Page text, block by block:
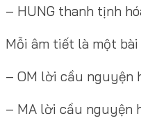
– HUNG thanh tịnh
Mỗi âm tiết là một
– OM lời cầu nguyện
– MA lời cầu nguyện